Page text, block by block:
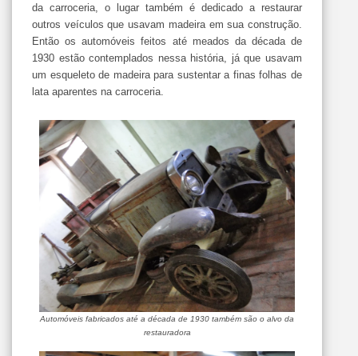
da carroceria, o lugar também é dedicado a restaurar
outros veículos que usavam madeira em sua construção.
Então os automóveis feitos até meados da década de
1930 estão contemplados nessa história, já que usavam
um esqueleto de madeira para sustentar a finas folhas de
lata aparentes na carroceria.
Automóveis fabricados até a década de 1930 também são o alvo da
restauradora